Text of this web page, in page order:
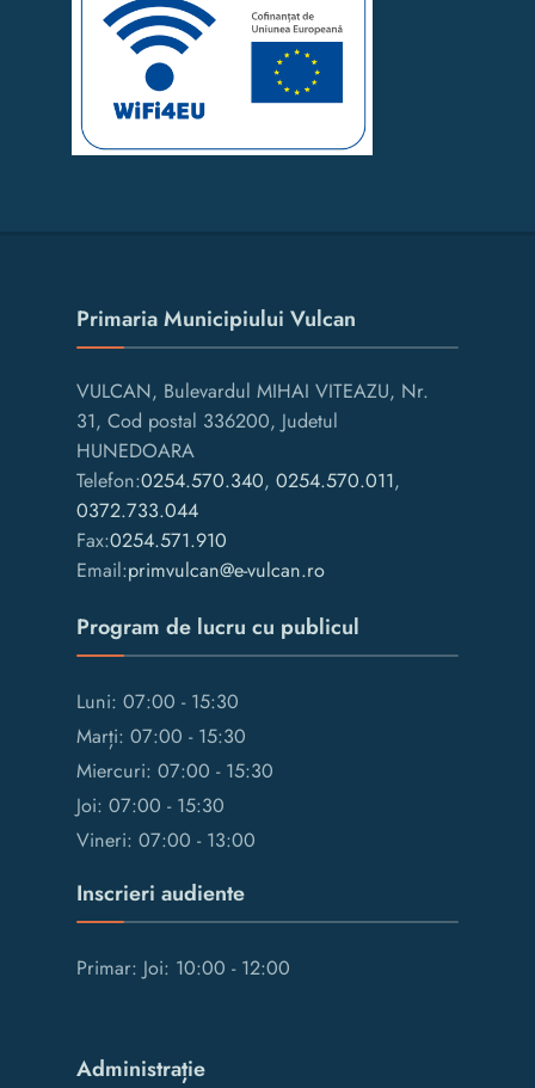
Primaria Municipiului Vulcan
VULCAN, Bulevardul MIHAI VITEAZU, Nr.
31, Cod postal 336200, Judetul
HUNEDOARA
Telefon:0254.570.340, 0254.570.011,
0372.733.044
Fax:0254.571.910
Email:primvulcan@e-vulcan.ro
Program de lucru cu publicul
Luni: 07:00 - 15:30
Marți: 07:00 - 15:30
Miercuri: 07:00 - 15:30
Joi: 07:00 - 15:30
Vineri: 07:00 - 13:00
Inscrieri audiente
Primar: Joi: 10:00 - 12:00
Administrație